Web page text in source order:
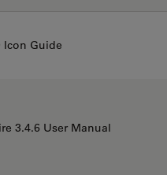
Icon Guide
3.4.6 User Manual